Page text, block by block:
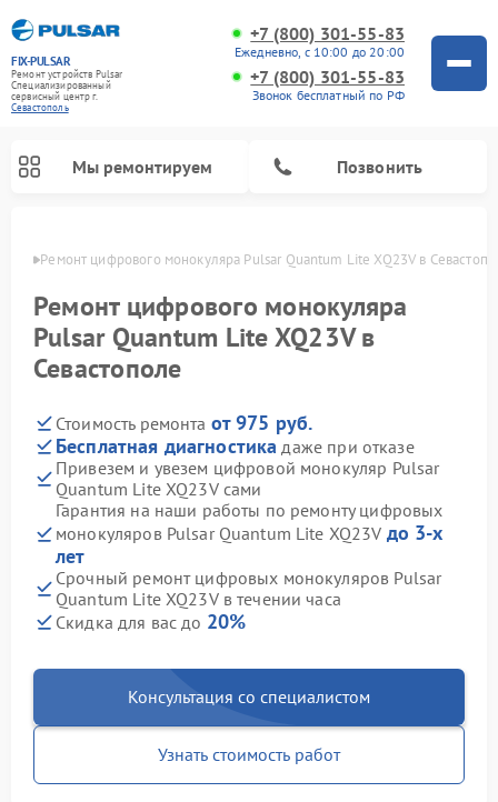
FIX-PULSAR
Ремонт устройств Pulsar
Специализированный
cервисный центр г.
Севастополь
+7 (800) 301-55-83
Ежедневно, с 10:00 до 20:00
+7 (800) 301-55-83
Звонок бесплатный по РФ
Мы ремонтируем Позвонить
Ремонт цифрового монокуляра Pulsar Quantum Lite XQ23V в
Ремонт цифрового монокуляра
Pulsar Quantum Lite XQ23V в
Севастополе
Стоимость ремонта от 975 руб.
Бесплатная диагностика даже при отказе
Привезем и увезем цифровой монокуляр Pulsar
Quantum Lite XQ23V сами
Гарантия на наши работы по ремонту цифровых
монокуляров Pulsar Quantum Lite XQ23V до 3-х
лет
Срочный ремонт цифровых монокуляров Pulsar
Quantum Lite XQ23V в течении часа
Скидка для вас до 20%
Консультация со специалистом
Узнать стоимость работ